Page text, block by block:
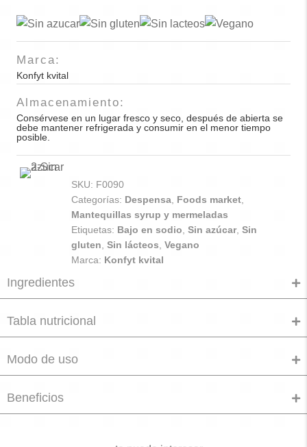
250gr
Marca:
Konfyt kvital
Almacenamiento:
Consérvese en un lugar fresco y seco, después de abierta se
debe mantener refrigerada y consumir en el menor tiempo
posible.
SKU: F0090
Categorías: Despensa Foods market
Mantequillas syrup y mermeladas
Etiquetas: Bajo en sodio Sin azúcar, Sin
gluten Sin lácteos Vegano
Marca: Konfyt kvital
Ingredientes
Tabla nutricional
Modo de uso
Beneficios